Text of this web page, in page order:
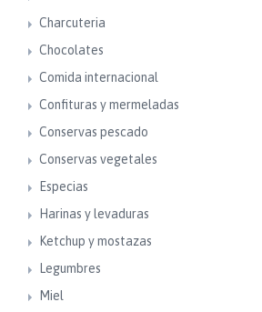
Charcuteria
Chocolates
Comida internacional
Confituras y mermeladas
Conservas pescado
Conservas vegetales
Especias
Harinas y levaduras
Ketchup y mostazas
Legumbres
Miel